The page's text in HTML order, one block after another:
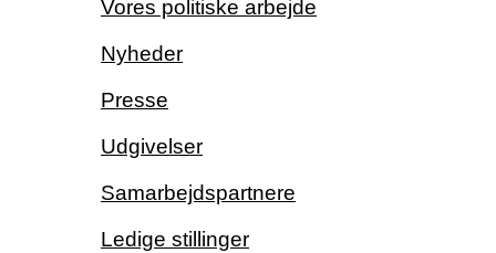
Vores politiske arbejde
Nyheder
Presse
Udgivelser
Samarbejdspartnere
Ledige stillinger